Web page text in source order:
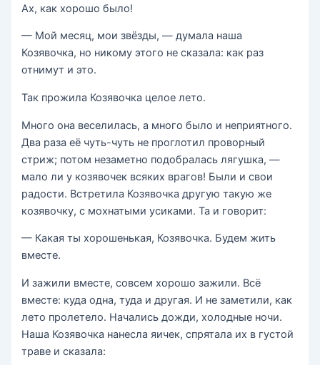
Ах, как хорошо было!
— Мой месяц, мои звёзды, — думала наша
Козявочка, но никому этого не сказала: как раз
отнимут и это.
Так прожила Козявочка целое лето.
Много она веселилась, а много было и неприятного.
Два раза её чуть-чуть не проглотил проворный
стриж; потом незаметно подобралась лягушка, —
мало ли у козявочек всяких врагов! Были и свои
радости. Встретила Козявочка другую такую же
козявочку, с мохнатыми усиками. Та и говорит:
— Какая ты хорошенькая, Козявочка. Будем жить
вместе.
И зажили вместе, совсем хорошо зажили. Всё
вместе: куда одна, туда и другая. И не заметили, как
лето пролетело. Начались дожди, холодные ночи.
Наша Козявочка нанесла яичек, спрятала их в густой
траве и сказала: